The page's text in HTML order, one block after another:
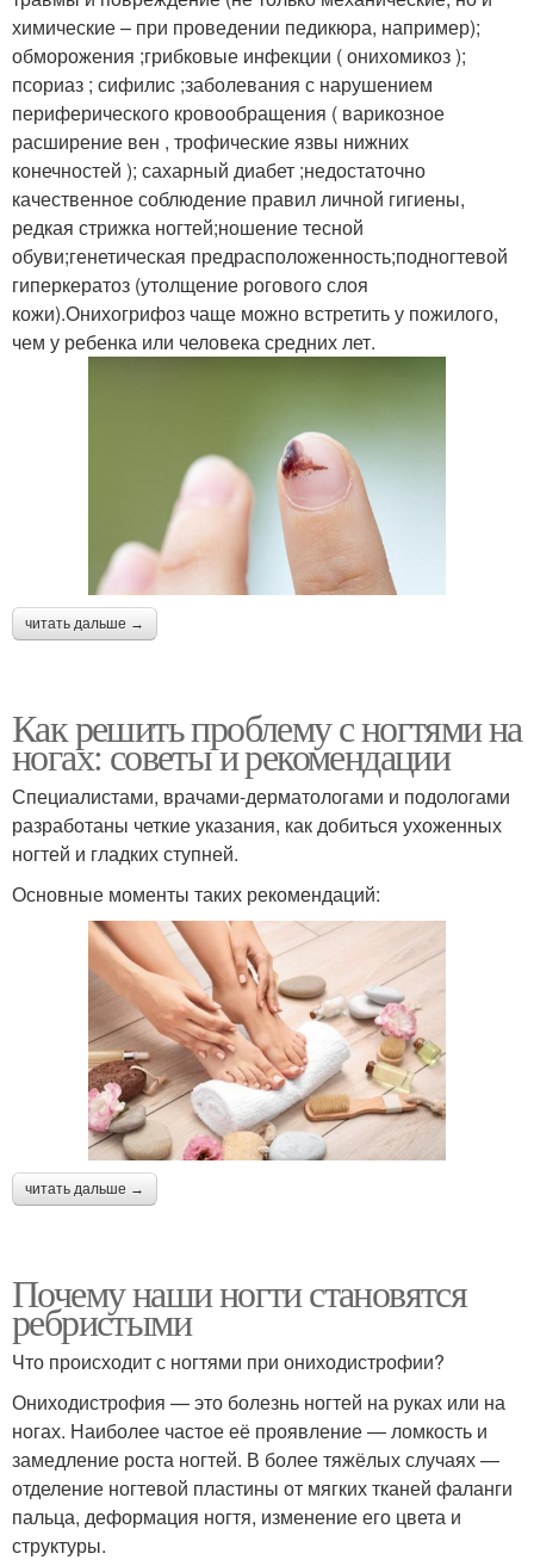
химические – при проведении педикюра, например);
обморожения ;грибковые инфекции ( онихомикоз );
псориаз ; сифилис ;заболевания с нарушением
периферического кровообращения ( варикозное
расширение вен , трофические язвы нижних
конечностей ); сахарный диабет ;недостаточно
качественное соблюдение правил личной гигиены,
редкая стрижка ногтей;ношение тесной
обуви;генетическая предрасположенность;подногтевой
гиперкератоз (утолщение рогового слоя
кожи).Онихогрифоз чаще можно встретить у пожилого,
чем у ребенка или человека средних лет.
читать дальше →
Как решить проблему с ногтями на
ногах: советы и рекомендации
Специалистами, врачами-дерматологами и подологами
разработаны четкие указания, как добиться ухоженных
ногтей и гладких ступней.
Основные моменты таких рекомендаций:
читать дальше →
Почему наши ногти становятся
ребристыми
Что происходит с ногтями при ониходистрофии?
Ониходистрофия — это болезнь ногтей на руках или на
ногах. Наиболее частое её проявление — ломкость и
замедление роста ногтей. В более тяжёлых случаях —
отделение ногтевой пластины от мягких тканей фаланги
пальца, деформация ногтя, изменение его цвета и
структуры.